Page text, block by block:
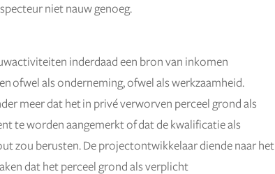
niet nauw genoeg.
inderdaad een bron van inkomen
ofwel als onderneming, ofwel als werkzaamheid.
meer dat het in privé verworven perceel grond als
te worden aangemerkt of dat de kwalificatie als
zou berusten. De projectontwikkelaar diende naar het
dat het perceel grond als verplicht